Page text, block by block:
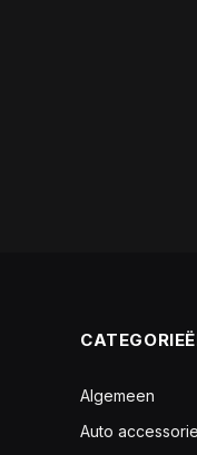
Algemeen
Auto